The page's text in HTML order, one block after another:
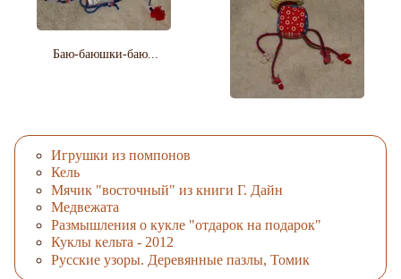
Баю-баюшки-баю...
Игрушки из помпонов
Кель
Мячик "восточный" из книги Г. Дайн
Медвежата
Размышления о кукле "отдарок на подарок"
Куклы кельта - 2012
Русские узоры. Деревянные пазлы, Томик